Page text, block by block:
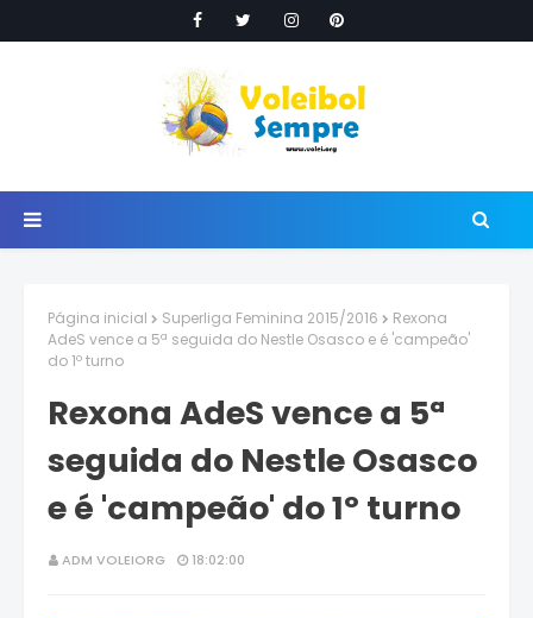
Página inicial Superliga Feminina 2015/2016
Rexona
AdeS vence a 5ª seguida do Nestle Osasco e é 'campeão'
do 1º turno
Rexona AdeS vence a 5ª
seguida do Nestle Osasco
e é 'campeão' do 1º turno
ADM VOLEIORG 18:02:00